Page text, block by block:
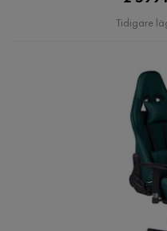
Tidigare